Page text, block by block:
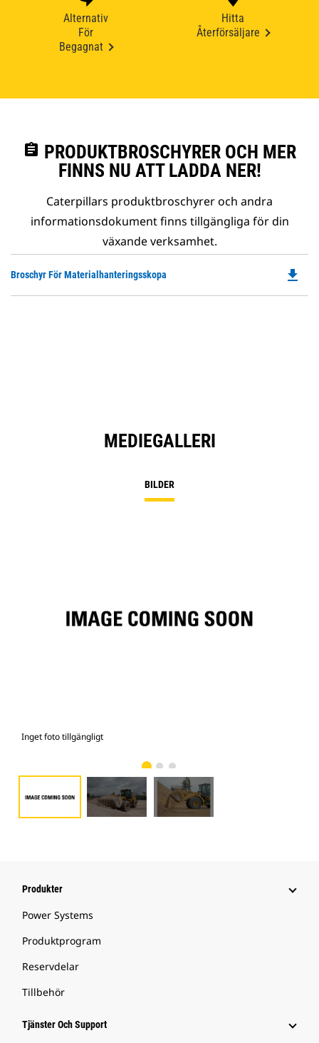
Alternativ
För
Begagnat
Hitta
Återförsäljare
assignment PRODUKTBROSCHYRER OCH MER
FINNS NU ATT LADDA NER!
Caterpillars produktbroschyrer och andra
informationsdokument finns tillgängliga för din
växande verksamhet.
Broschyr För Materialhanteringsskopa file_download
MEDIEGALLERI
BILDER
Inget foto tillgängligt
Produkter
Power Systems
Produktprogram
Reservdelar
Tillbehör
Tjänster Och Support